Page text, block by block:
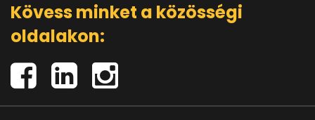
Kövess minket a közösségi
oldalakon: